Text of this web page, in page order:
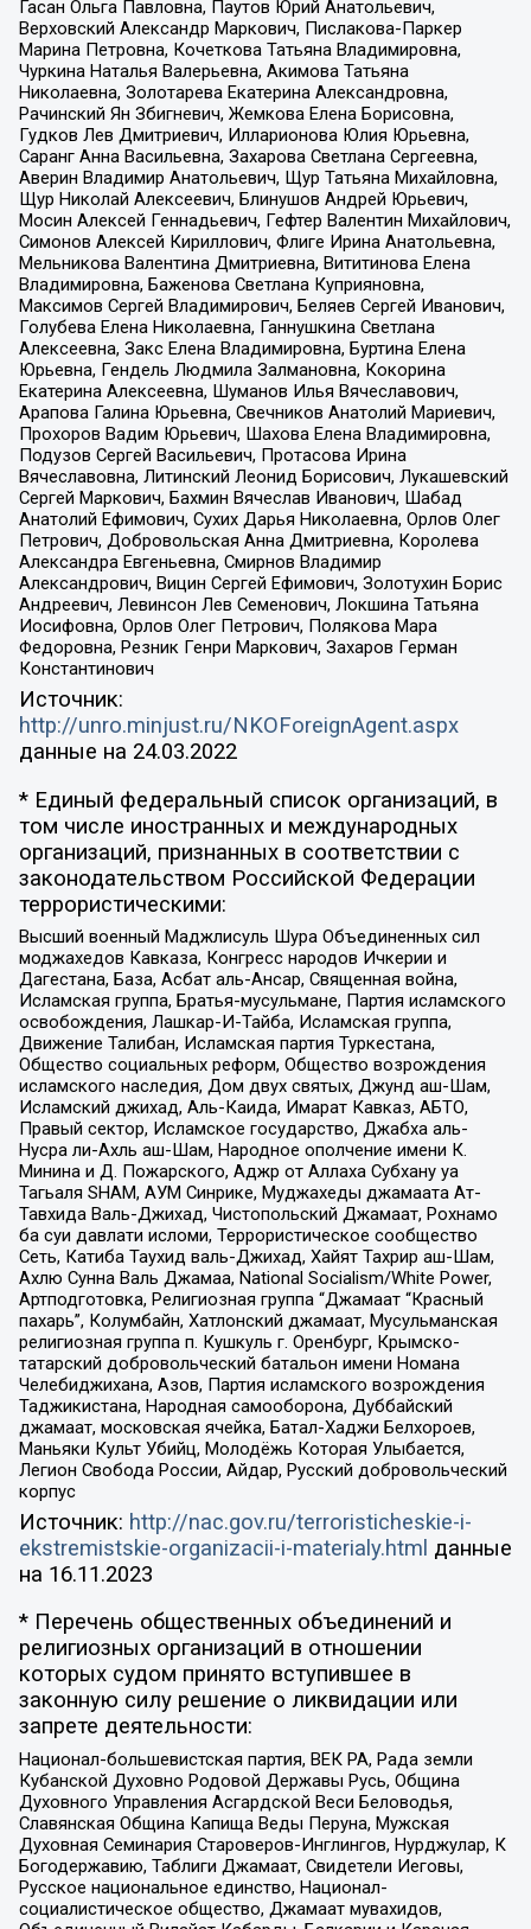
Гасан Ольга Павловна, Паутов Юрий Анатольевич,
Верховский Александр Маркович, Пислакова-Паркер
Марина Петровна, Кочеткова Татьяна Владимировна,
Чуркина Наталья Валерьевна, Акимова Татьяна
Николаевна, Золотарева Екатерина Александровна,
Рачинский Ян Збигневич, Жемкова Елена Борисовна,
Гудков Лев Дмитриевич, Илларионова Юлия Юрьевна,
Саранг Анна Васильевна, Захарова Светлана Сергеевна,
Аверин Владимир Анатольевич, Щур Татьяна Михайловна,
Щур Николай Алексеевич, Блинушов Андрей Юрьевич,
Мосин Алексей Геннадьевич, Гефтер Валентин Михайлович,
Симонов Алексей Кириллович, Флиге Ирина Анатольевна,
Мельникова Валентина Дмитриевна, Вититинова Елена
Владимировна, Баженова Светлана Куприяновна,
Максимов Сергей Владимирович, Беляев Сергей Иванович,
Голубева Елена Николаевна, Ганнушкина Светлана
Алексеевна, Закс Елена Владимировна, Буртина Елена
Юрьевна, Гендель Людмила Залмановна, Кокорина
Екатерина Алексеевна, Шуманов Илья Вячеславович,
Арапова Галина Юрьевна, Свечников Анатолий Мариевич,
Прохоров Вадим Юрьевич, Шахова Елена Владимировна,
Подузов Сергей Васильевич, Протасова Ирина
Вячеславовна, Литинский Леонид Борисович, Лукашевский
Сергей Маркович, Бахмин Вячеслав Иванович, Шабад
Анатолий Ефимович, Сухих Дарья Николаевна, Орлов Олег
Петрович, Добровольская Анна Дмитриевна, Королева
Александра Евгеньевна, Смирнов Владимир
Александрович, Вицин Сергей Ефимович, Золотухин Борис
Андреевич, Левинсон Лев Семенович, Локшина Татьяна
Иосифовна, Орлов Олег Петрович, Полякова Мара
Федоровна, Резник Генри Маркович, Захаров Герман
Константинович
Источник:
http://unro.minjust.ru/NKOForeignAgent.aspx
данные на 24.03.2022
* Единый федеральный список организаций, в
том числе иностранных и международных
организаций, признанных в соответствии с
законодательством Российской Федерации
террористическими:
Высший военный Маджлисуль Шура Объединенных сил
моджахедов Кавказа, Конгресс народов Ичкерии и
Дагестана, База, Асбат аль-Ансар, Священная война,
Исламская группа, Братья-мусульмане, Партия исламского
освобождения, Лашкар-И-Тайба, Исламская группа,
Движение Талибан, Исламская партия Туркестана,
Общество социальных реформ, Общество возрождения
исламского наследия, Дом двух святых, Джунд аш-Шам,
Исламский джихад, Аль-Каида, Имарат Кавказ, АБТО,
Правый сектор, Исламское государство, Джабха аль-
Нусра ли-Ахль аш-Шам, Народное ополчение имени К.
Минина и Д. Пожарского, Аджр от Аллаха Субхану уа
Тагьаля SHAM, АУМ Синрике, Муджахеды джамаата Ат-
Тавхида Валь-Джихад, Чистопольский Джамаат, Рохнамо
ба суи давлати исломи, Террористическое сообщество
Сеть, Катиба Таухид валь-Джихад, Хайят Тахрир аш-Шам,
Ахлю Сунна Валь Джамаа, National Socialism/White Power,
Артподготовка, Религиозная группа “Джамаат “Красный
пахарь”, Колумбайн, Хатлонский джамаат, Мусульманская
религиозная группа п. Кушкуль г. Оренбург, Крымско-
татарский добровольческий батальон имени Номана
Челебиджихана, Азов, Партия исламского возрождения
Таджикистана, Народная самооборона, Дуббайский
джамаат, московская ячейка, Батал-Хаджи Белхороев,
Маньяки Культ Убийц, Молодёжь Которая Улыбается,
Легион Свобода России, Айдар, Русский добровольческий
корпус
Источник: http://nac.gov.ru/terroristicheskie-i-
ekstremistskie-organizacii-i-materialy.html данные
на 16.11.2023
* Перечень общественных объединений и
религиозных организаций в отношении
которых судом принято вступившее в
законную силу решение о ликвидации или
запрете деятельности:
Национал-большевистская партия, ВЕК РА, Рада земли
Кубанской Духовно Родовой Державы Русь, Община
Духовного Управления Асгардской Веси Беловодья,
Славянская Община Капища Веды Перуна, Мужская
Духовная Семинария Староверов-Инглингов, Нурджулар, К
Богодержавию, Таблиги Джамаат, Свидетели Иеговы,
Русское национальное единство, Национал-
социалистическое общество, Джамаат мувахидов,